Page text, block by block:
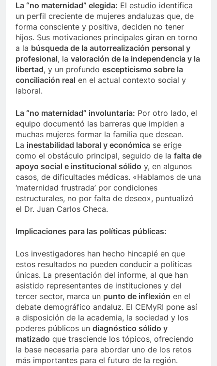
La “no maternidad” elegida: El estudio identifica
un perfil creciente de mujeres andaluzas que, de
forma consciente y positiva, deciden no tener
hijos. Sus motivaciones principales giran en torno
a la búsqueda de la autorrealización personal y
profesional, la valoración de la independencia y la
libertad, y un profundo escepticismo sobre la
conciliación real en el actual contexto social y
laboral.
La “no maternidad” involuntaria: Por otro lado, el
equipo documentó las barreras que impiden a
muchas mujeres formar la familia que desean.
La inestabilidad laboral y económica se erige
como el obstáculo principal, seguido de la falta de
apoyo social e institucional sólido y, en algunos
casos, de dificultades médicas. «Hablamos de una
‘maternidad frustrada’ por condiciones
estructurales, no por falta de deseo», puntualizó
el Dr. Juan Carlos Checa.
Implicaciones para las políticas públicas:
Los investigadores han hecho hincapié en que
estos resultados no pueden conducir a políticas
únicas. La presentación del informe, al que han
asistido representantes de instituciones y del
tercer sector, marca un punto de inflexión en el
debate demográfico andaluz. El CEMyRI pone así
a disposición de la academia, la sociedad y los
poderes públicos un diagnóstico sólido y
matizado que trasciende los tópicos, ofreciendo
la base necesaria para abordar uno de los retos
más importantes para el futuro de la región.